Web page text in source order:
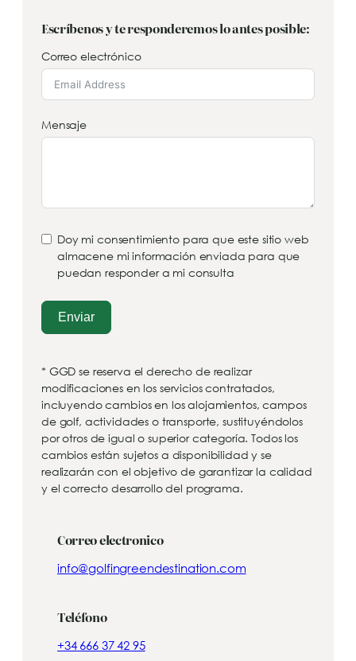
Escríbenos y te responderemos lo antes posible:
Correo electrónico
Mensaje
Doy mi consentimiento para que este sitio web
almacene mi información enviada para que
puedan responder a mi consulta
Enviar
* GGD se reserva el derecho de realizar
modificaciones en los servicios contratados,
incluyendo cambios en los alojamientos, campos
de golf, actividades o transporte, sustituyéndolos
por otros de igual o superior categoría. Todos los
cambios están sujetos a disponibilidad y se
realizarán con el objetivo de garantizar la calidad
y el correcto desarrollo del programa.
Correo electronico
info@golfingreendestination.com
Teléfono
+34 666 37 42 95